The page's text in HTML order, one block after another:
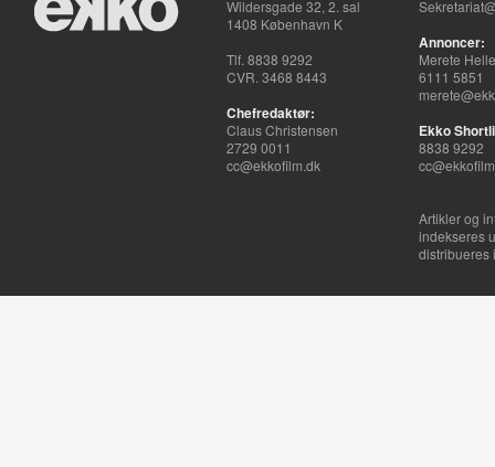
Wildersgade 32, 2. sal
1408 København K
Tlf. 8838 9292
CVR. 3468 8443
Chefredaktør:
Claus Christensen
2729 0011
cc@ekkofilm.dk
Annoncer:
Merete
6111 5851
Ekko
8838 9292
Artikler og
indekseres
distribueres